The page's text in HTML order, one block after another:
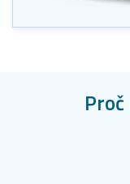
Proč